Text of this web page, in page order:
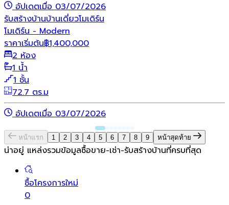
อัปเดตเมื่อ 03/07/2026
รับสร้างบ้านบ้านเดี่ยวโมเดิร์น
โมเดิร์น - Modern
ราคาเริ่มต้น฿1,400,000
2 ห้อง
1 น้ำ
1 ชั้น
72.7 ตร.ม
อัปเดตเมื่อ 03/07/2026
หน้าแรก 1 2 3 4 5 6 7 8 9 หน้าสุดท้าย
น่าอยู่ แหล่งรวมข้อมูลซื้อขาย-เช่า-รับสร้างบ้านที่ครบที่สุด
ซื้อโครงการใหม่
0